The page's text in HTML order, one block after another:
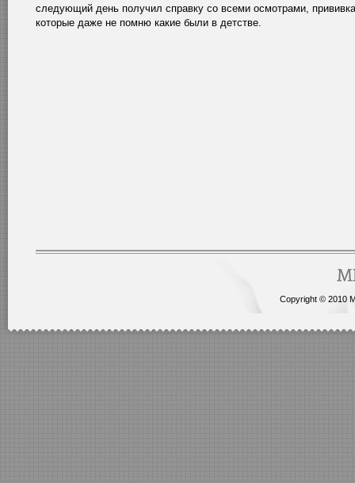
следующий день получил справку со всеми осмотрами,
которые даже не помню какие были в детстве.
Copyright © 2010